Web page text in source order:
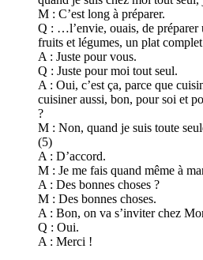
M : C’est long à préparer.
Q : …l’envie, ouais, de préparer
fruits et légumes, un plat
A : Juste pour vous.
Q : Juste pour moi tout seul.
A : Oui, c’est ça, parce que
cuisiner aussi, bon, pour soi et
?
M : Non, quand je suis toute
(5)
A : D’accord.
M : Je me fais quand même à
A : Des bonnes choses ?
M : Des bonnes choses.
A : Bon, on va s’inviter chez
Q : Oui.
A : Merci !